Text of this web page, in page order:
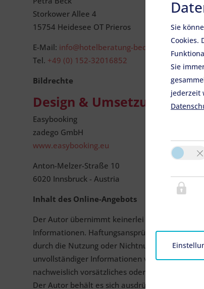
Storkower Allee 4
15754 Heidesee OT Prieros
E-Mail: info@hotelberatung-beck.de
Tel. +49 (0) 152-32016852
Bildrechte
Design & Umsetzung
Easybooking
zadego GmbH
www.easybooking.eu
Anton-Melzer-Straße 10
6020 Innsbruck - Austria
Inhalt des Online-Angebots
Der Autor übernimmt keinerlei Gewähr für
Informationen. Haftungsansprüche gegen den
durch die Nutzung oder Nichtnutzung der
unvollständiger Informationen verursacht
nachweislich vorsätzliches oder grob
Der Autor behält es sich ausdrücklich vor,
Sie
Cookies.
Sie
jederzeit